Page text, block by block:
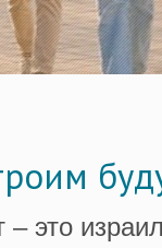
– это